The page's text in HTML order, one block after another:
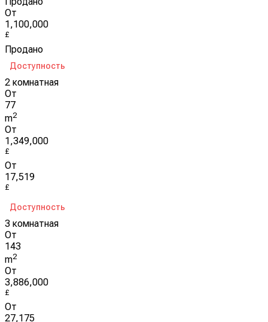
От
1,100,000
£
Продано
Доступность
2 комнатная
От
77
m2
От
1,349,000
£
От
17,519
£
Доступность
3 комнатная
От
143
m2
От
3,886,000
£
От
27,175